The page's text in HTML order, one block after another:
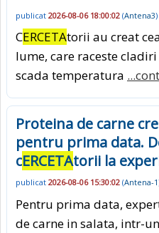
publicat 2026-08-06 18:00:02 (Antena3)
CERCETAtorii au creat
lume, care raceste
scada temperatura
Proteina de carne
pentru prima data.
cERCETAtorii la
publicat 2026-08-06 15:30:02 (Antena-1
Pentru prima data,
de carne in salata, intr-